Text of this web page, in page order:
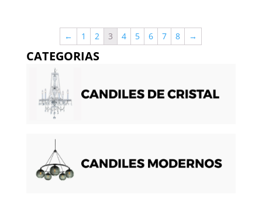
← 1 2 3 4 5 6 7 8 →
CATEGORIAS